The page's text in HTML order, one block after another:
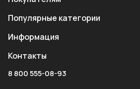
Популярные категории
Информация
Контакты
8 800 555-08-93